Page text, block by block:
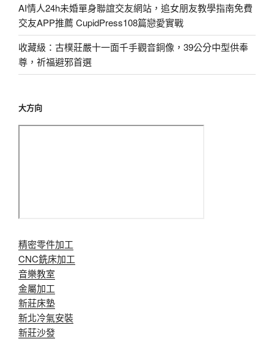
AI情人24h未婚單身聯誼交友網站，追女朋友教學指南免費
交友APP推薦 CupidPress108篇戀愛實戰
收藏級：古樸莊嚴十一面千手觀音銅像，39公分中型供奉
尊，祈福避邪首選
大方向
精密零件加工
CNC銑床加工
音樂教室
金屬加工
新莊床墊
新北冷氣安裝
新莊沙發